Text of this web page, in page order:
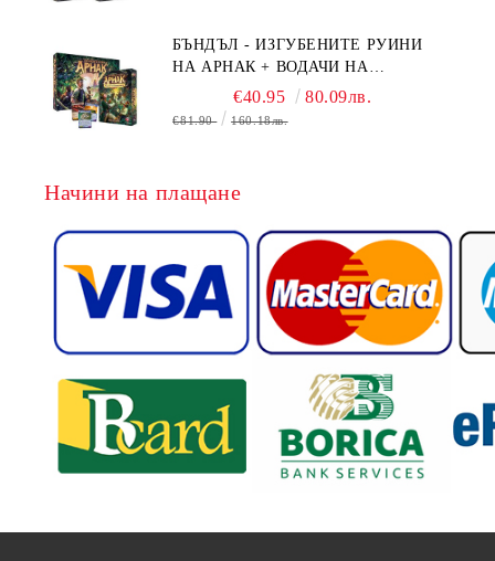
БЪНДЪЛ - ИЗГУБЕНИТЕ РУИНИ
НА АРНАК + ВОДАЧИ НА
ЕКСПЕДИЦИИ + ПРОМО КАРТИ
БЕЗПЛАТНО
€40.95 80.09лв.
€81.90 160.18лв.
Начини на плащане